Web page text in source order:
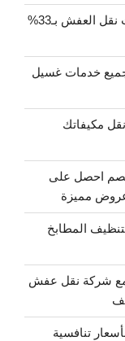
دينا نقل عفش حي ظهرة لبن..افضل خدمات نقل العفش بـ33%
بالرياض بـ40%على جميع خدمات غسيل
بـ33%خصم وانقل مكيفاتك
داخل وخارج الرياض بـ30%خصم احصل على
مميزة
مطابخ بالرياض بـ خصم 40%لتنظيف المطابخ
شركة نقل عفش
24 ساعة بأسعار تنافسية